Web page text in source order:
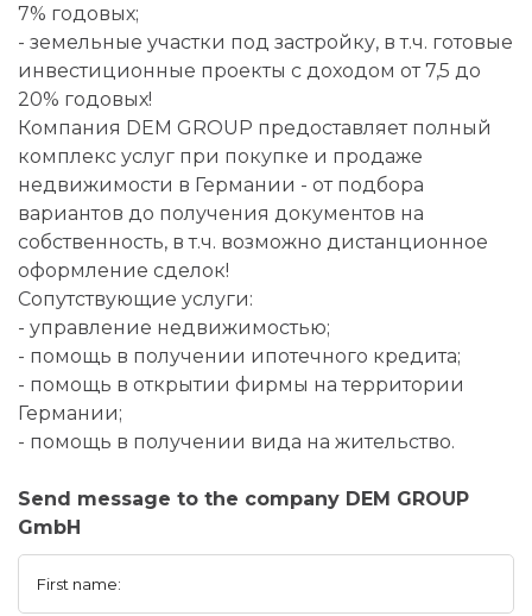
7% годовых;
- земельные участки под застройку, в т.ч. готовые
инвестиционные проекты с доходом от 7,5 до
20% годовых!
Компания DEM GROUP предоставляет полный
комплекс услуг при покупке и продаже
недвижимости в Германии - от подбора
вариантов до получения документов на
собственность, в т.ч. возможно дистанционное
оформление сделок!
Сопутствующие услуги:
- управление недвижимостью;
- помощь в получении ипотечного кредита;
- помощь в открытии фирмы на территории
Германии;
- помощь в получении вида на жительство.
Send message to the company DEM GROUP
GmbH
First name: